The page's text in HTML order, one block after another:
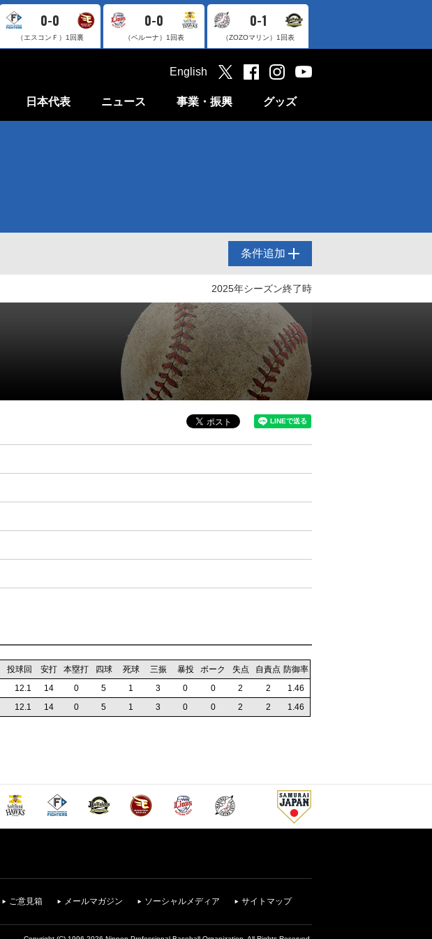
0-0
（エスコンＦ） 1回裏
0-0
（ベルーナ） 1回表
0-1
（ZOZOマリン） 1回表
日本代表 ニュース 事業・振興 グッズ
English
条件追加
2025年シーズン終了時
投球回 安打 本塁打 四球 死球 三振 暴投 ボーク 失点 自責点 防御率
12.1 14 0 5 1 3 0 0 2 2
1.46
12.1 14 0 5 1 3 0 0 2 2 1.46
ご意見箱 メールマガジン ソーシャルメディア サイトマップ